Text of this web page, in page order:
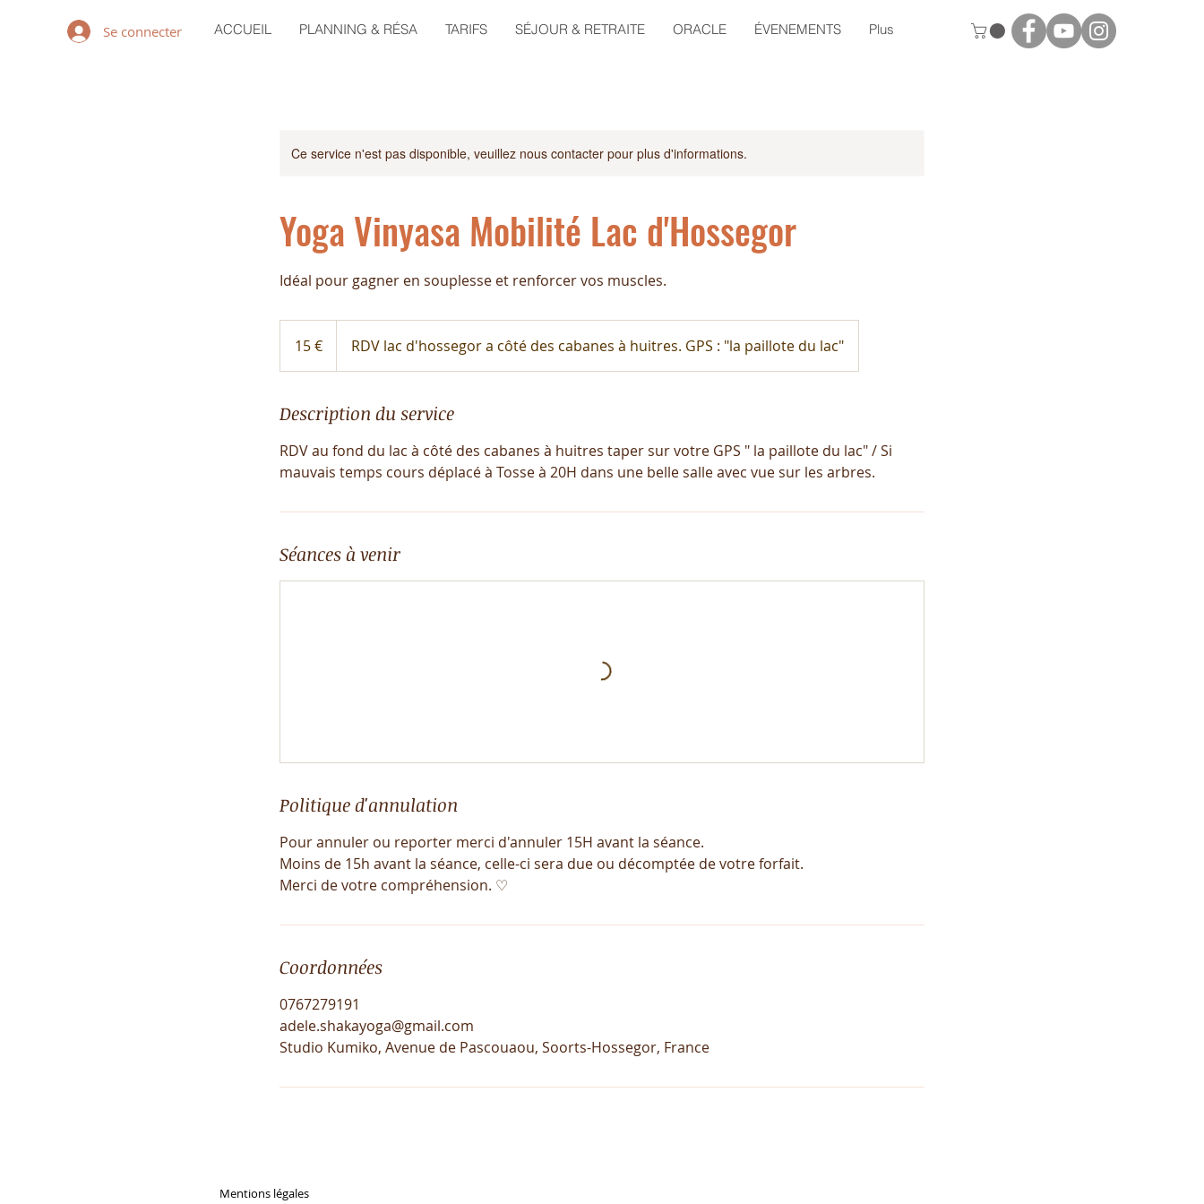
Se connecter ACCUEIL PLANNING & RÉSA TARIFS SÉJOUR & RETRAITE ORACLE ÉVENEMENTS Plus
Ce service n'est pas disponible, veuillez nous contacter pour plus d'informations.
Yoga Vinyasa Mobilité Lac d'Hossegor
Idéal pour gagner en souplesse et renforcer vos muscles.
15 € RDV lac d'hossegor a côté des cabanes à huitres. GPS : "la paillote du lac"
Description du service
RDV au fond du lac à côté des cabanes à huitres taper sur votre GPS " la paillote du lac" / Si
mauvais temps cours déplacé à Tosse à 20H dans une belle salle avec vue sur les arbres.
Séances à venir
Politique d'annulation
Pour annuler ou reporter merci d'annuler 15H avant la séance.
Moins de 15h avant la séance, celle-ci sera due ou décomptée de votre forfait.
Merci de votre compréhension. ♡
Coordonnées
0767279191
adele.shakayoga@gmail.com
Studio Kumiko, Avenue de Pascouaou, Soorts-Hossegor, France
Mentions légales